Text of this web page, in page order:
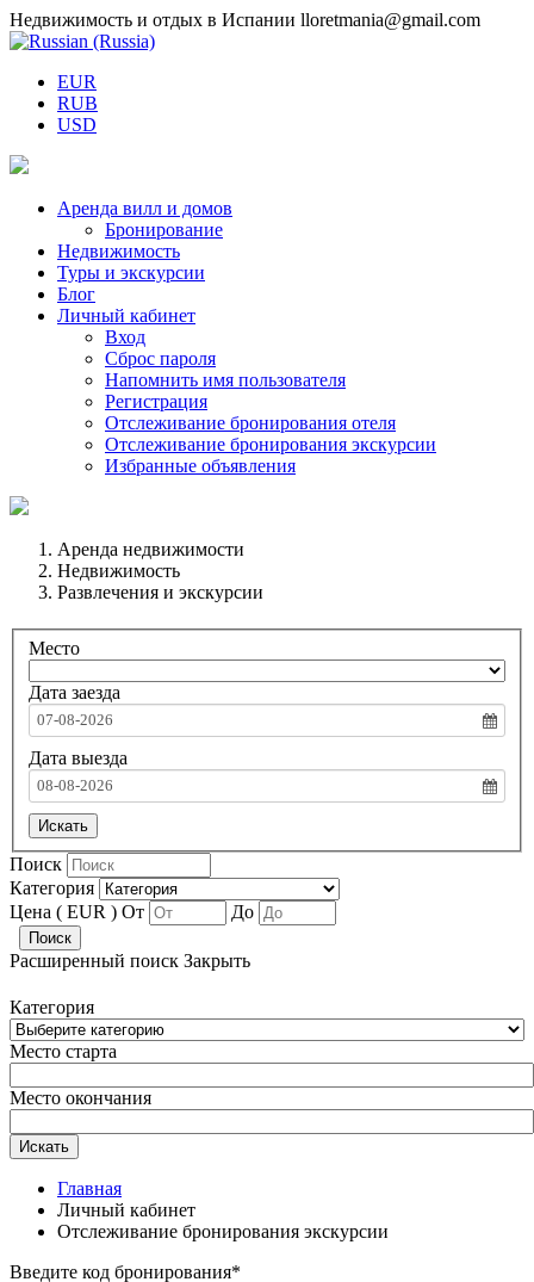
Недвижимость и отдых в Испании lloretmania@gmail.com
EUR
RUB
USD
Аренда вилл и домов
Бронирование
Недвижимость
Туры и экскурсии
Блог
Личный кабинет
Вход
Сброс пароля
Напомнить имя пользователя
Регистрация
Отслеживание бронирования отеля
Отслеживание бронирования экскурсии
Избранные объявления
Аренда недвижимости
Недвижимость
Развлечения и экскурсии
Место
Дата заезда
07-08-2026
Дата выезда
08-08-2026
Искать
Поиск
Категория
Цена ( EUR ) От До
Поиск
Расширенный поиск Закрыть
Категория
Место старта
Место окончания
Искать
Главная
Личный кабинет
Отслеживание бронирования экскурсии
Введите код бронирования*